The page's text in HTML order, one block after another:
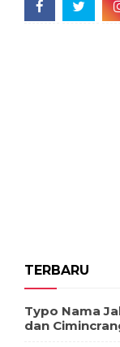
TERBARU
Typo Nama
dan